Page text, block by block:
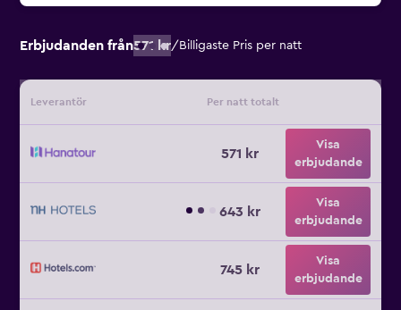
Erbjudanden från571 kr/ Billigaste Pris per natt
Leverantör Per natt totalt
571 kr
Visa
erbjudande
643 kr
Visa
erbjudande
745 kr
Visa
erbjudande